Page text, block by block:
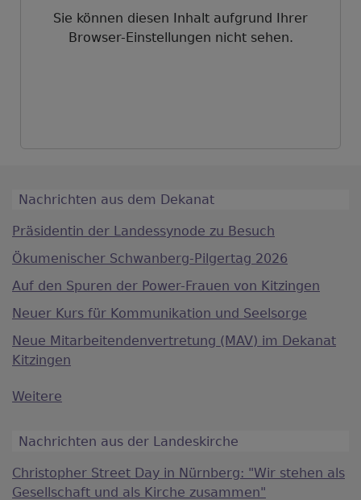
Sie können diesen Inhalt aufgrund Ihrer
Browser-Einstellungen nicht sehen.
Nachrichten aus dem Dekanat
Präsidentin der Landessynode zu Besuch
Ökumenischer Schwanberg-Pilgertag 2026
Auf den Spuren der Power-Frauen von Kitzingen
Neuer Kurs für Kommunikation und Seelsorge
Neue Mitarbeitendenvertretung (MAV) im Dekanat
Kitzingen
Weitere
Nachrichten aus der Landeskirche
Christopher Street Day in Nürnberg: "Wir stehen als
Gesellschaft und als Kirche zusammen"